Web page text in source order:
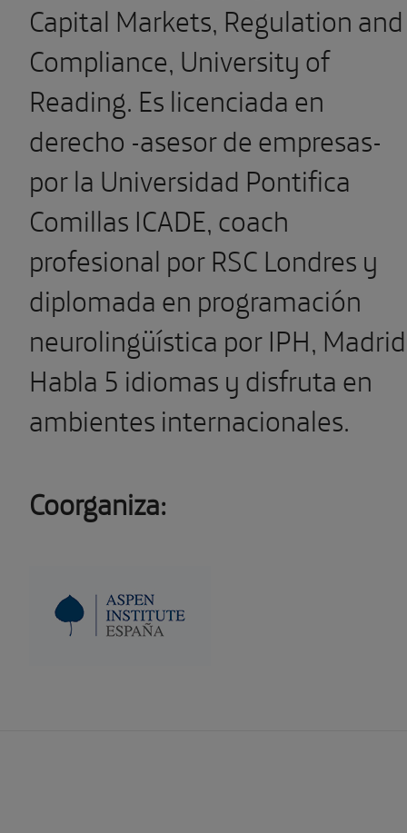
Capital Markets, Regulation and
Compliance, University of
Reading. Es licenciada en
derecho -asesor de empresas-
por la Universidad Pontifica
Comillas ICADE, coach
profesional por RSC Londres y
diplomada en programación
neurolingüística por IPH,
Habla 5 idiomas y disfruta en
ambientes internacionales.
Coorganiza: